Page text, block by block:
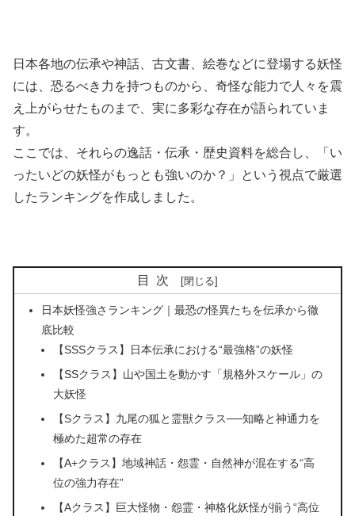
日本各地の伝承や神話、古文書、絵巻などに登場する妖怪
には、恐るべき力を持つものから、奇怪な能力で人々を震
え上がらせたものまで、実に多彩な存在が語られていま
す。
ここでは、それらの逸話・伝承・歴史資料を総合し、「い
ったいどの妖怪がもっとも強いのか？」という視点で厳選
したランキングを作成しました。
目次
日本妖怪強さランキング｜最恐の怪異たちを伝承から徹
底比較
【SSSクラス】日本伝承における“最強格”の妖怪
【SSクラス】山や国土を動かす「規格外スケール」の
大妖怪
【Sクラス】九尾の狐と霊獣クラス──知略と神通力を
極めた超常の存在
【A+クラス】地域神話・怨霊・自然神が混在する“高
位の強力存在”
【Aクラス】巨大怪物・怨霊・神格化妖怪が揃う“高位